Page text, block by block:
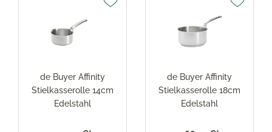
de Buyer Affinity
Stielkasserolle 14cm
Edelstahl
de Buyer Affinity
Stielkasserolle 18cm
Edelstahl